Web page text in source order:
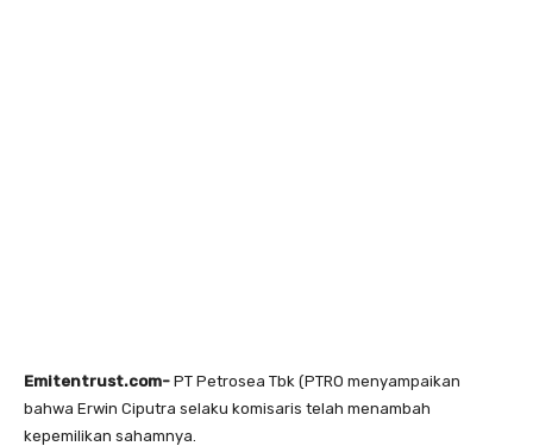
Emitentrust.com- PT Petrosea Tbk (PTRO menyampaikan
bahwa Erwin Ciputra selaku komisaris telah menambah
kepemilikan sahamnya.